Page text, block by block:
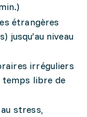
étrangères
jusqu’au niveau
irréguliers
temps libre de
stress,